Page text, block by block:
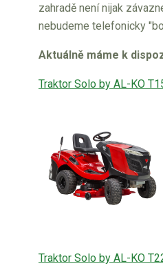
zahradě není nijak
nebudeme telefonicky
Aktuálně máme k
Traktor Solo by AL-KO
Traktor Solo by AL-KO